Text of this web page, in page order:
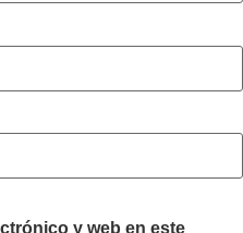
y web en este